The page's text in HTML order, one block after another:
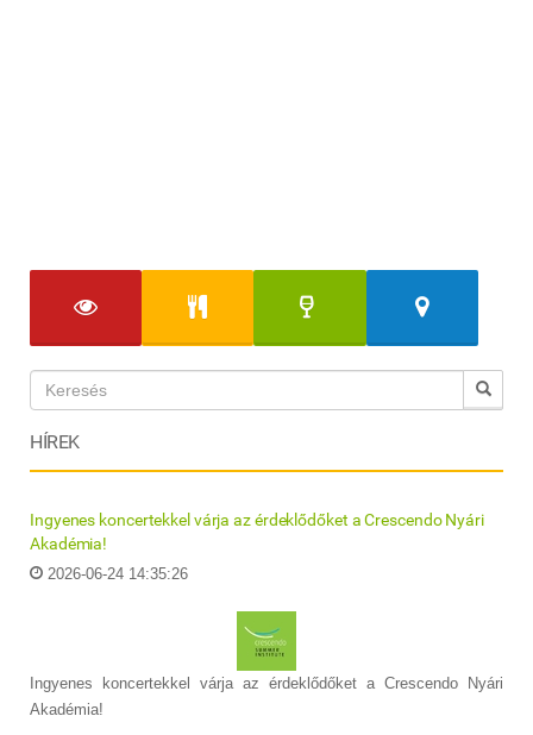
HÍREK
Ingyenes koncertekkel várja az érdeklődőket a Crescendo Nyári
Akadémia!
2026-06-24 14:35:26
Ingyenes koncertekkel várja az érdeklődőket a Crescendo Nyári
Akadémia!